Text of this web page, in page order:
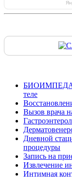
теле
Вызов врача
Дневной
процедуры
Запись на
Извлечение
Интимная